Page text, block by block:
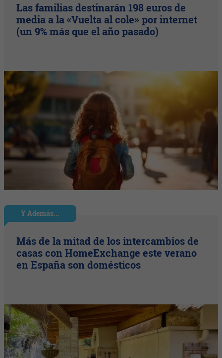
Las familias destinarán 198 euros de
media a la «Vuelta al cole» por internet
(un 9% más que el año pasado)
Y Además...
Más de la mitad de los intercambios de
casas con HomeExchange este verano
en España son domésticos